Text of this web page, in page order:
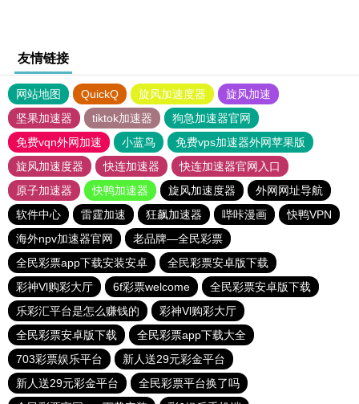
友情链接
网站地图 QuickQ 旋风加速度器
旋风加速
坚果加速器
tiktok加速器
狗急加速器官网
免费vqn外网加速
小蓝鸟
免费vps加速器外网苹果版
旋风加速度器
快连加速器
快连加速器官网入口
原子加速器
快鸭加速器 旋风加速度器
外网网址导航
软件中心
雷霆加速 狂飙加速器 哔咔漫画
快鸭VPN
海外npv加速器官网
老品牌—全民彩票
全民彩票app下载安装安卓
全民彩票安卓版下载
彩神Vl购彩大厅
6f彩票welcome
全民彩票安卓版下载
乐彩汇平台是怎么赚钱的
彩神Vl购彩大厅
全民彩票安卓版下载
全民彩票app下载大全
703彩票娱乐平台
新人送29元彩金平台
新人送29元彩金平台
全民彩票平台换了吗